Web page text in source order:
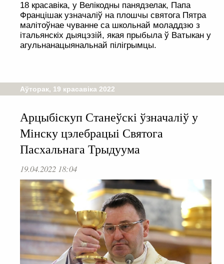
18 красавіка, у Велікодны панядзелак, Папа
Францішак узначаліў на плошчы святога Пятра
малітоўнае чуванне са школьнай моладдзю з
італьянскіх дыяцэзій, якая прыбыла ў Ватыкан у
агульнанацыянальнай пілігрымцы.
Аўторак, 19 красавіка 2022
Арцыбіскуп Станеўскі ўзначаліў у
Мінску цэлебрацыі Святога
Пасхальнага Трыдуума
19.04.2022 18:04